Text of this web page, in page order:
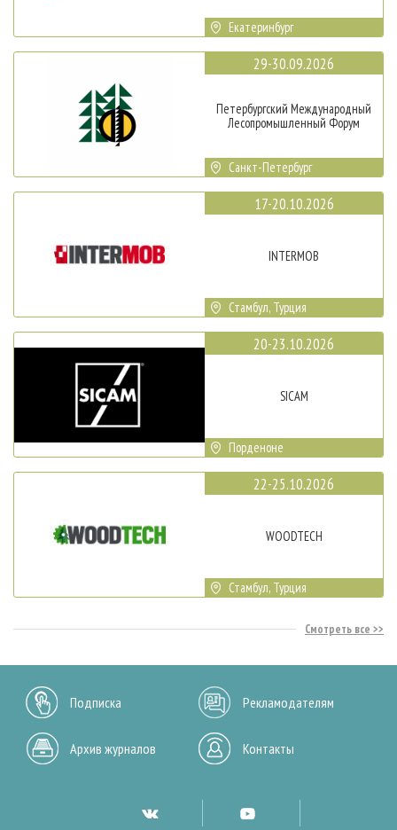
Екатеринбург
29-30.09.2026
Петербургский Международный
Лесопромышленный Форум
Санкт-Петербург
17-20.10.2026
INTERMOB
Стамбул, Турция
20-23.10.2026
SICAM
Порденоне
22-25.10.2026
WOODTECH
Стамбул, Турция
Смотреть все
Подписка Рекламодателям
Архив журналов Контакты